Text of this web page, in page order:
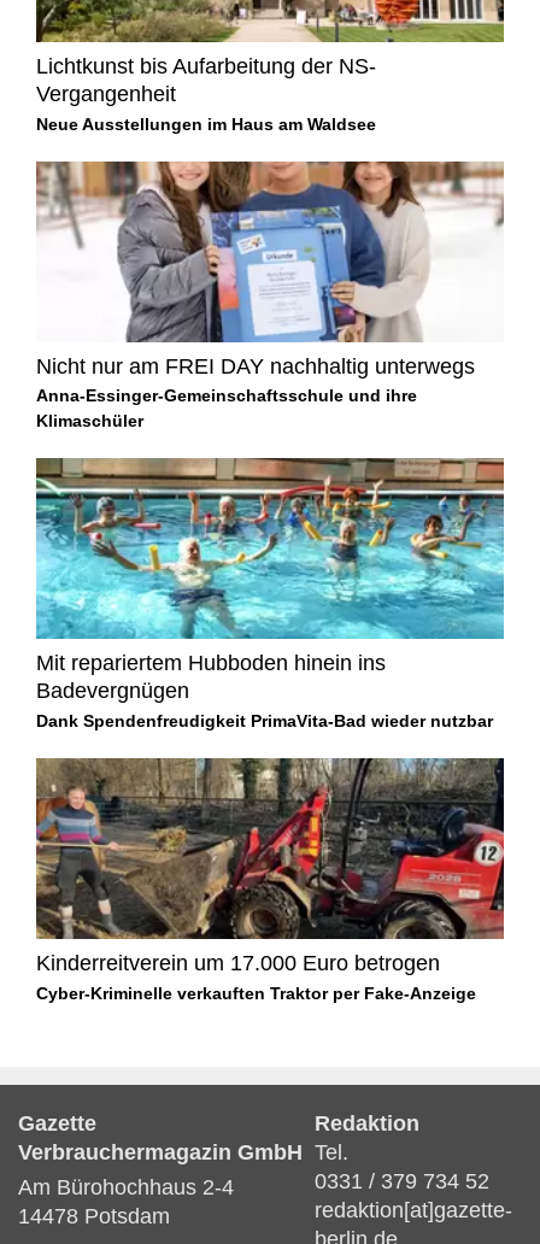
Lichtkunst bis Aufarbeitung der NS-
Vergangenheit
Neue Ausstellungen im Haus am Waldsee
Nicht nur am FREI DAY nachhaltig unterwegs
Anna-Essinger-Gemeinschaftsschule und ihre
Klimaschüler
Mit repariertem Hubboden hinein ins
Badevergnügen
Dank Spendenfreudigkeit PrimaVita-Bad wieder nutzbar
Kinderreitverein um 17.000 Euro betrogen
Cyber-Kriminelle verkauften Traktor per Fake-Anzeige
Gazette
Verbrauchermagazin GmbH
Am Bürohochhaus 2-4
14478 Potsdam
Redaktion
Tel.
0331 / 379 734 52
redaktion[at]gazette-